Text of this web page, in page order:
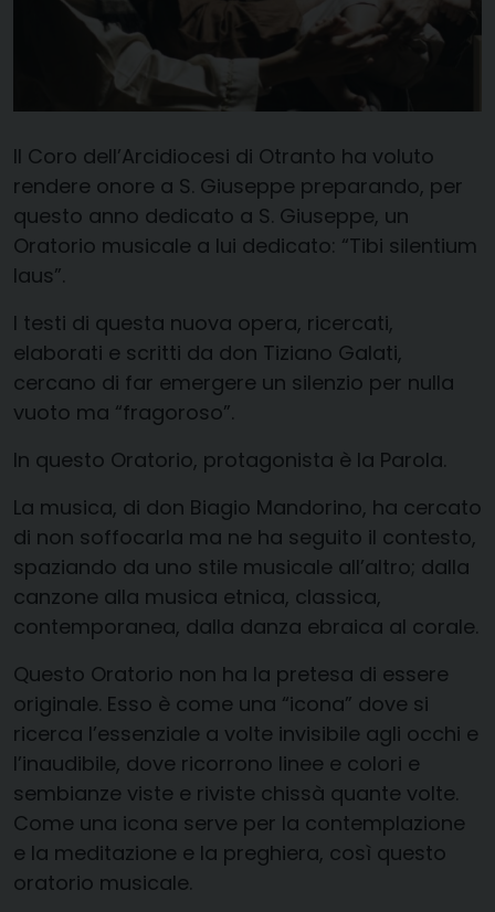
Il Coro dell’Arcidiocesi di Otranto ha voluto
rendere onore a S. Giuseppe preparando, per
questo anno dedicato a S. Giuseppe, un
Oratorio musicale a lui dedicato: “Tibi silentium
laus”.
I testi di questa nuova opera, ricercati,
elaborati e scritti da don Tiziano Galati,
cercano di far emergere un silenzio per nulla
vuoto ma “fragoroso”.
In questo Oratorio, protagonista è la Parola.
La musica, di don Biagio Mandorino, ha cercato
di non soffocarla ma ne ha seguito il contesto,
spaziando da uno stile musicale all’altro; dalla
canzone alla musica etnica, classica,
contemporanea, dalla danza ebraica al corale.
Questo Oratorio non ha la pretesa di essere
originale. Esso è come una “icona” dove si
ricerca l’essenziale a volte invisibile agli occhi e
l’inaudibile, dove ricorrono linee e colori e
sembianze viste e riviste chissà quante volte.
Come una icona serve per la contemplazione
e la meditazione e la preghiera, così questo
oratorio musicale.